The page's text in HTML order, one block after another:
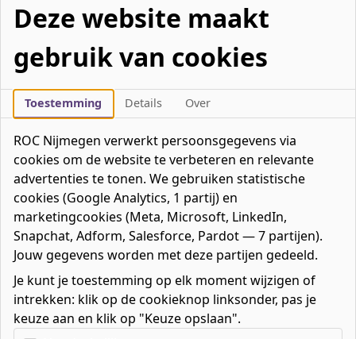
Een mbo-opleiding
kiezen
Het kiezen van de juiste mbo-opleiding kan
spannend zijn. Verdiep je daarom goed in wat
jouw talenten zijn en welke opleiding écht bij
jou past. Bij die studiekeuze wil ROC Nijmegen
jou helpen! Tussen meer dan 150 opleidingen
verdeeld over 15 werkvelden zit vast ook jouw
droomopleiding.
Deze website maakt
gebruik van cookies
Toestemming Details Over
ROC Nijmegen verwerkt persoonsgegevens via
cookies om de website te verbeteren en relevante
advertenties te tonen. We gebruiken statistische
cookies (Google Analytics, 1 partij) en
marketingcookies (Meta, Microsoft, LinkedIn,
Snapchat, Adform, Salesforce, Pardot — 7 partijen).
Jouw gegevens worden met deze partijen gedeeld.
Je kunt je toestemming op elk moment wijzigen of
intrekken: klik op de cookieknop linksonder, pas je
keuze aan en klik op "Keuze opslaan".